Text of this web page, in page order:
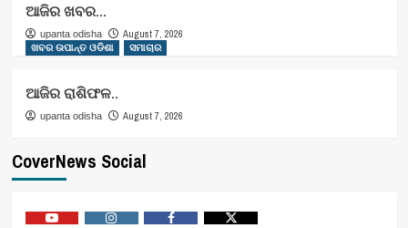
ଆଜିର ଖବର…
upanta odisha
August 7, 2026
ଖବର ଉପାନ୍ତ ଓଡିଶା
ସମାଚାର
ଆଜିର ରାଶିଫଳ..
upanta odisha August 7, 2026
CoverNews Social